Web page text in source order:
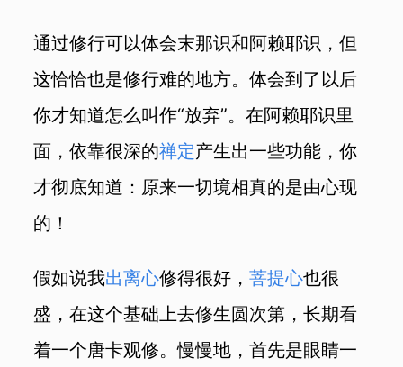
通过修行可以体会末那识和阿赖耶识，但
这恰恰也是修行难的地方。体会到了以后
你才知道怎么叫作“放弃”。在阿赖耶识里
面，依靠很深的禅定产生出一些功能，你
才彻底知道：原来一切境相真的是由心现
的！
假如说我出离心修得很好，菩提心也很
盛，在这个基础上去修生圆次第，长期看
着一个唐卡观修。慢慢地，首先是眼睛一